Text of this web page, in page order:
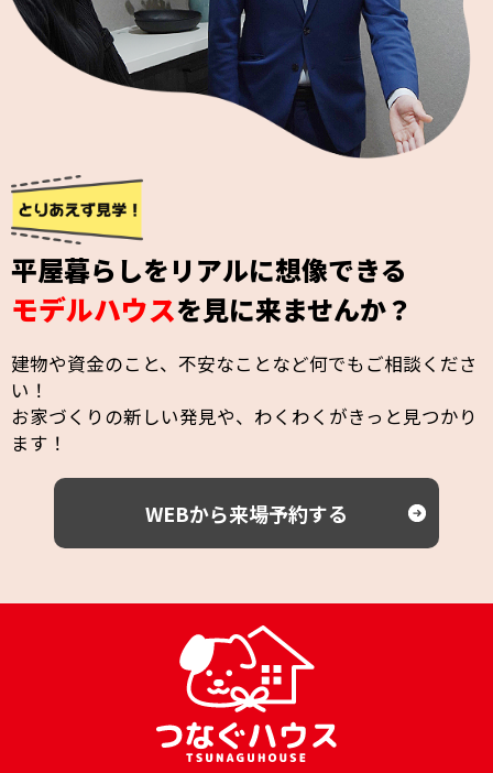
平屋暮らしをリアルに想像できる
モデルハウスを見に来ませんか？
建物や資金のこと、不安なことなど何でもご相談くださ
い！
お家づくりの新しい発見や、わくわくがきっと見つかり
ます！
WEBから来場予約する